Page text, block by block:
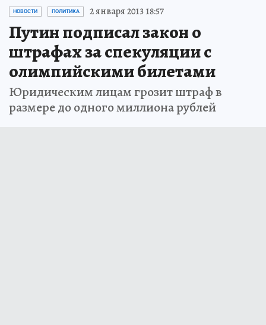
НОВОСТИ ПОЛИТИКА 2 января 2013 18:57
Путин подписал закон о
штрафах за спекуляции с
олимпийскими билетами
Юридическим лицам грозит штраф в
размере до одного миллиона рублей